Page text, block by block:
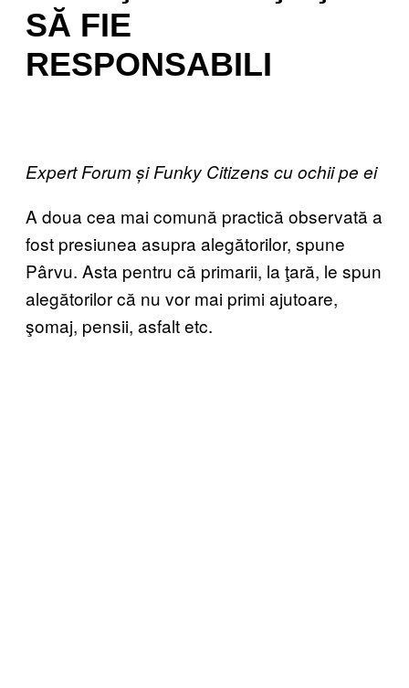
SĂ FIE
RESPONSABILI
Expert Forum și Funky Citizens cu ochii pe ei
A doua cea mai comună practică observată a
fost presiunea asupra alegătorilor, spune
Pârvu. Asta pentru că primarii, la ţară, le spun
alegătorilor că nu vor mai primi ajutoare,
şomaj, pensii, asfalt etc.